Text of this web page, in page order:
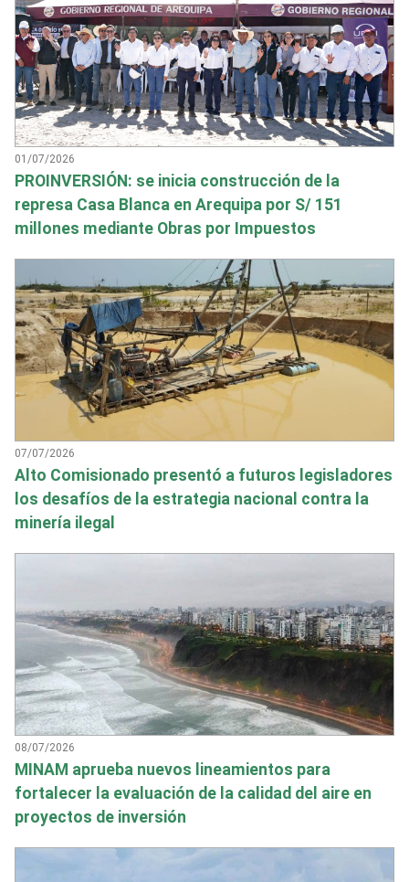
01/07/2026
PROINVERSIÓN: se inicia construcción de la
represa Casa Blanca en Arequipa por S/ 151
millones mediante Obras por Impuestos
07/07/2026
Alto Comisionado presentó a futuros legisladores
los desafíos de la estrategia nacional contra la
minería ilegal
08/07/2026
MINAM aprueba nuevos lineamientos para
fortalecer la evaluación de la calidad del aire en
proyectos de inversión